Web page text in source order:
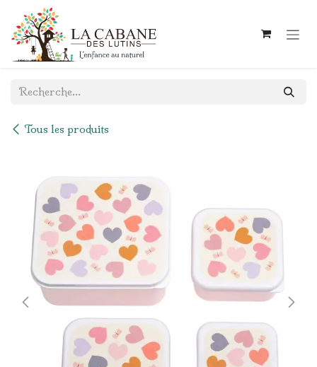
Se rendre au contenu
Tous les produits